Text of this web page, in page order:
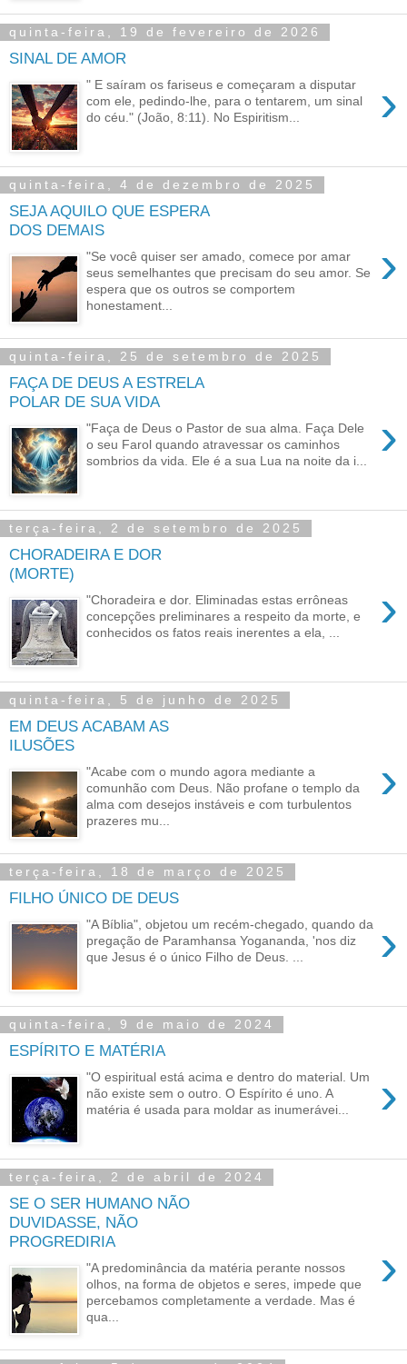
quinta-feira, 19 de fevereiro de 2026
SINAL DE AMOR
›
" E saíram os fariseus e começaram a disputar
com ele, pedindo-lhe, para o tentarem, um sinal
do céu." (João, 8:11). No Espiritism...
quinta-feira, 4 de dezembro de 2025
SEJA AQUILO QUE ESPERA
DOS DEMAIS
›
"Se você quiser ser amado, comece por amar
seus semelhantes que precisam do seu amor. Se
espera que os outros se comportem
honestament...
quinta-feira, 25 de setembro de 2025
FAÇA DE DEUS A ESTRELA
POLAR DE SUA VIDA
›
"Faça de Deus o Pastor de sua alma. Faça Dele
o seu Farol quando atravessar os caminhos
sombrios da vida. Ele é a sua Lua na noite da i...
terça-feira, 2 de setembro de 2025
CHORADEIRA E DOR
(MORTE)
›
"Choradeira e dor. Eliminadas estas errôneas
concepções preliminares a respeito da morte, e
conhecidos os fatos reais inerentes a ela, ...
quinta-feira, 5 de junho de 2025
EM DEUS ACABAM AS
ILUSÕES
›
"Acabe com o mundo agora mediante a
comunhão com Deus. Não profane o templo da
alma com desejos instáveis e com turbulentos
prazeres mu...
terça-feira, 18 de março de 2025
FILHO ÚNICO DE DEUS
›
"A Bíblia", objetou um recém-chegado, quando da
pregação de Paramhansa Yogananda, 'nos diz
que Jesus é o único Filho de Deus. ...
quinta-feira, 9 de maio de 2024
ESPÍRITO E MATÉRIA
›
"O espiritual está acima e dentro do material. Um
não existe sem o outro. O Espírito é uno. A
matéria é usada para moldar as inumerávei...
terça-feira, 2 de abril de 2024
SE O SER HUMANO NÃO
DUVIDASSE, NÃO
PROGREDIRIA
›
"A predominância da matéria perante nossos
olhos, na forma de objetos e seres, impede que
percebamos completamente a verdade. Mas é
qua...